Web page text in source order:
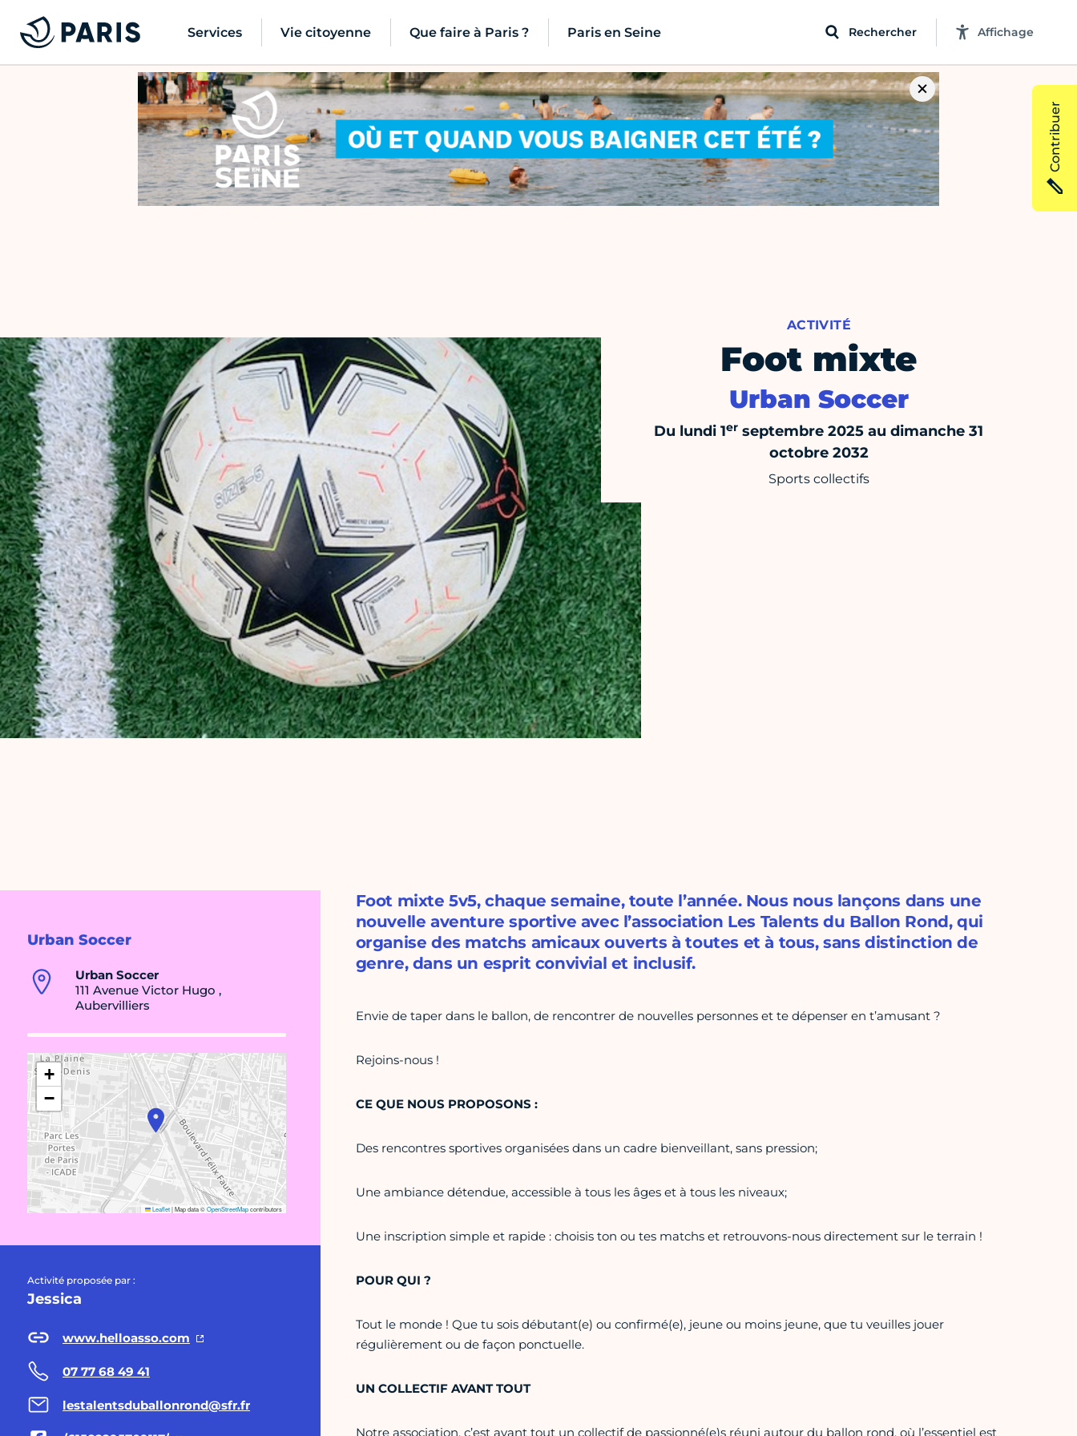
Services Vie citoyenne Que faire à Paris ? Paris en Seine Rechercher Affichage
ACTIVITÉ
Foot mixte
Urban Soccer
Du lundi 1er septembre 2025 au dimanche 31
octobre 2032
Sports collectifs
Urban Soccer
Urban Soccer
111 Avenue Victor Hugo ,
Aubervilliers
+
−
Leaflet|Map data ©OpenStreetMapcontributors
Activité proposée par :
Jessica
www.helloasso.com
07 77 68 49 41
lestalentsduballonrond@sfr.fr
Foot mixte 5v5, chaque semaine, toute l’année. Nous nous lançons dans une
nouvelle aventure sportive avec l’association Les Talents du Ballon Rond, qui
organise des matchs amicaux ouverts à toutes et à tous, sans distinction de
genre, dans un esprit convivial et inclusif.
Envie de taper dans le ballon, de rencontrer de nouvelles personnes et te dépenser en t’amusant ?
Rejoins-nous !
CE QUE NOUS PROPOSONS :
Des rencontres sportives organisées dans un cadre bienveillant, sans pression;
Une ambiance détendue, accessible à tous les âges et à tous les niveaux;
Une inscription simple et rapide : choisis ton ou tes matchs et retrouvons-nous directement sur le terrain !
POUR QUI ?
Tout le monde ! Que tu sois débutant(e) ou confirmé(e), jeune ou moins jeune, que tu veuilles jouer
régulièrement ou de façon ponctuelle.
UN COLLECTIF AVANT TOUT
Notre association, c’est avant tout un collectif de passionné(e)s réuni autour du ballon rond, où l’essentiel est
Contribuer